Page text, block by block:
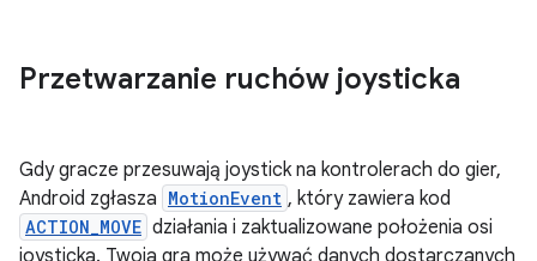
Przetwarzanie ruchów joysticka
Gdy gracze przesuwają joystick na kontrolerach do gier,
Android zgłasza MotionEvent , który zawiera kod
ACTION_MOVE działania i zaktualizowane położenia osi